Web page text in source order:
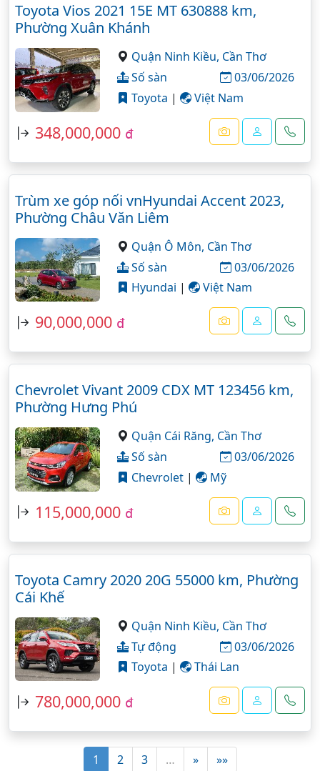
Toyota Vios 2021 15E MT 630888 km,
Phường Xuân Khánh
Quận Ninh Kiều, Cần Thơ
Số sàn
03/06/2026
Toyota | Việt Nam
348,000,000 đ
Trùm xe góp nối vnHyundai Accent 2023,
Phường Châu Văn Liêm
Quận Ô Môn, Cần Thơ
Số sàn
03/06/2026
Hyundai | Việt Nam
90,000,000 đ
Chevrolet Vivant 2009 CDX MT 123456 km,
Phường Hưng Phú
Quận Cái Răng, Cần Thơ
Số sàn
03/06/2026
Chevrolet | Mỹ
115,000,000 đ
Toyota Camry 2020 20G 55000 km, Phường
Cái Khế
Quận Ninh Kiều, Cần Thơ
Tự động
03/06/2026
Toyota | Thái Lan
780,000,000 đ
1 2 3 … » »»